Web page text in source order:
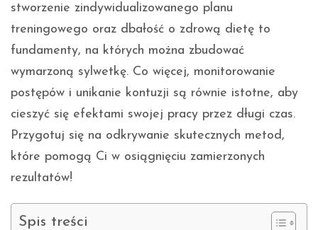
stworzenie zindywidualizowanego planu
treningowego oraz dbałość o zdrową dietę to
fundamenty, na których można zbudować
wymarzoną sylwetkę. Co więcej, monitorowanie
postępów i unikanie kontuzji są równie istotne, aby
cieszyć się efektami swojej pracy przez długi czas.
Przygotuj się na odkrywanie skutecznych metod,
które pomogą Ci w osiągnięciu zamierzonych
rezultatów!
Spis treści